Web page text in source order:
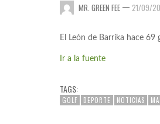
MR. GREEN FEE — 21/09/
El León de Barrika hace
Ir a la fuente
TAGS:
GOLF DEPORTE NOTICIAS